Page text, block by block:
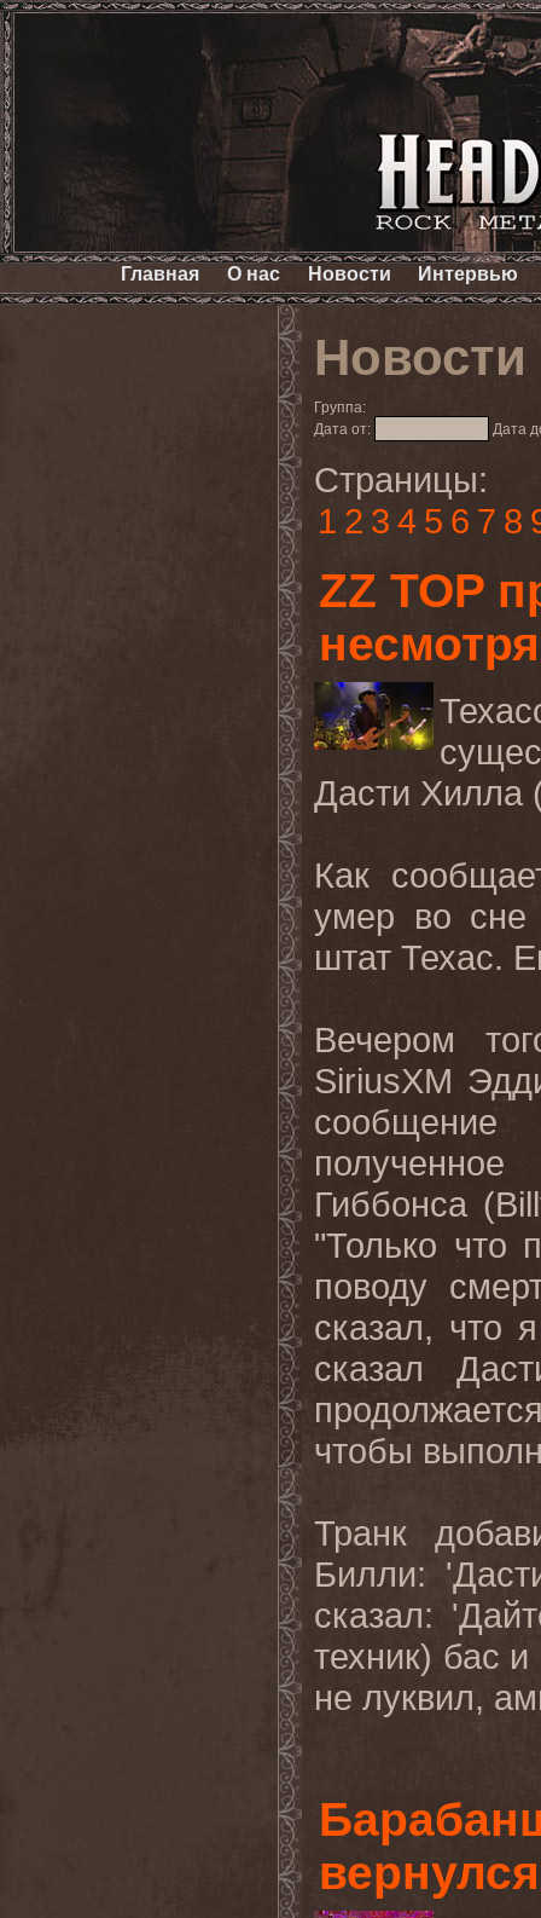
Главная О нас Новости Интервью
Новости
Группа:
Дата от:
Дата
Страницы:
1 2 3 4 5 6 7 8
ZZ TOP
Дасти Хилла
Как
умер во
штат Техас.
Вечером
SiriusXM
Гиббонса
"Только что
поводу
сказал, что
сказал
чтобы
Транк
Билли:
сказал:
техник) бас
не луквил,